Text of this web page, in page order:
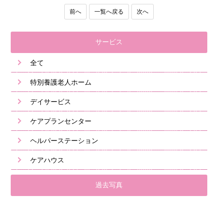
サービス
全て
特別養護老人ホーム
デイサービス
ケアプランセンター
ヘルパーステーション
ケアハウス
過去写真
前へ 一覧へ戻る 次へ